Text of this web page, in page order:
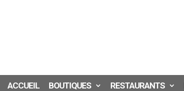
ACCUEIL BOUTIQUES RESTAURANTS